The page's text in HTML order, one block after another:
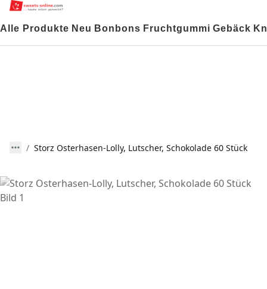
Alle Produkte Neu Bonbons Fruchtgummi Gebäck
Storz Osterhasen-Lolly, Lutscher, Schokolade 60 Stück